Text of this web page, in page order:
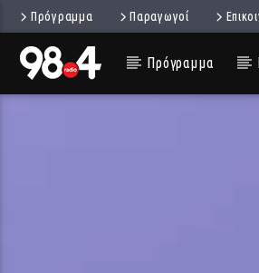
Πρόγραμμα Παραγωγοί
Πρόγραμμα